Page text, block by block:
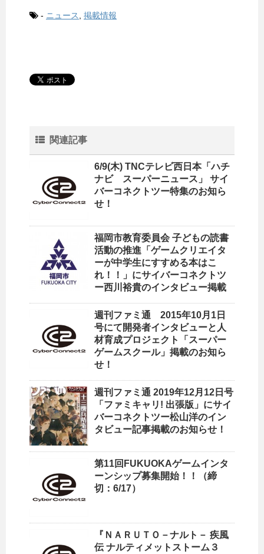
- ニュース 掲載情報
関連記事
6/9(木) TNCテレビ西日本「ハチ
ナビ スーパーニュース」 サイ
バーコネクトツー特集のお知ら
せ！
福岡市教育委員会 子どもの読書
活動の推進「ゲームクリエイタ
ーが中学生にすすめる本はこ
れ！！」にサイバーコネクトツ
ー西川裕貴のインタビュー掲載
週刊ファミ通 2015年10月1日
号にて開発者インタビューと人
材育成プロジェクト「スーパー
ゲームスクール」掲載のお知ら
せ！
週刊ファミ通 2019年12月12日号
「ファミキャリ! 出張版」にサイ
バーコネクトツー松山洋のイン
タビュー記事掲載のお知らせ！
第11回FUKUOKAゲームインタ
ーンシップ募集開始！！（締
切：6/17）
『ＮＡＲＵＴＯ－ナルト－ 疾風
伝 ナルティメットストーム３